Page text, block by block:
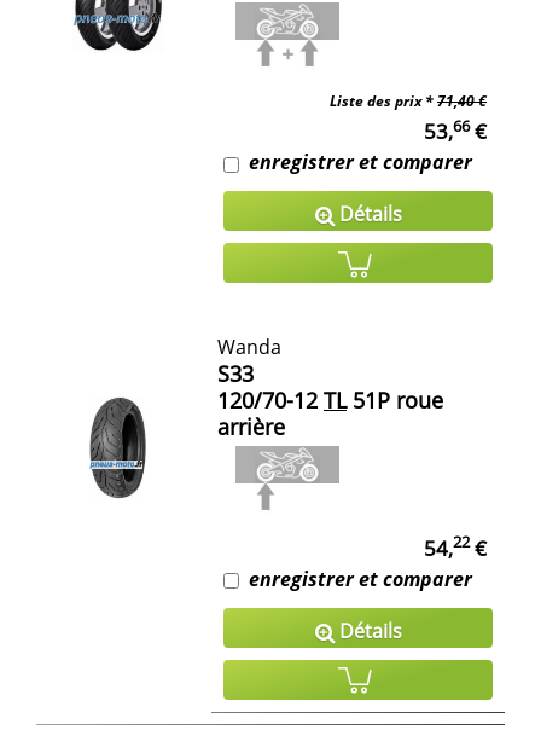
Liste des prix *71,40 €
53,66€
enregistrer et comparer
Détails
Wanda
S33
120/70-12 TL51P roue
arrière
54,22€
enregistrer et comparer
Détails